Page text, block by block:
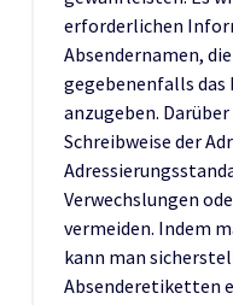
erforderlichen
Absendernamen,
gegebenenfalls
anzugeben.
Schreibweise der
Verwechslungen
vermeiden. Indem
kann man
Absenderetiketten